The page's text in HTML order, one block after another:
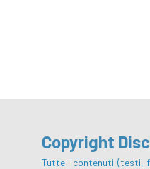
Copyright
Tutte i contenuti (testi,